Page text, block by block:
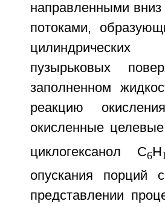
направленными вниз
потоками,
цилиндрических
пузырьковых
заполненном
реакцию
окисленные
циклогексанол С6Н
опускания порций
представлении